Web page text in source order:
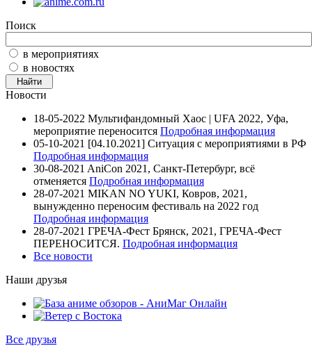
Поиск
в мероприятиях
в новостях
Новости
18-05-2022 Мультифандомный Хаос | UFA 2022, Уфа,
мероприятие переносится Подробная информация
05-10-2021 [04.10.2021] Ситуация с мероприятиями в РФ
Подробная информация
30-08-2021 AniCon 2021, Санкт-Петербург, всё
отменяется Подробная информация
28-07-2021 MIKAN NO YUKI, Ковров, 2021,
вынужденно переносим фестиваль на 2022 год
Подробная информация
28-07-2021 ГРЕЧА-Фест Брянск, 2021, ГРЕЧА-Фест
ПЕРЕНОСИТСЯ. Подробная информация
Все новости
Наши друзья
Все друзья